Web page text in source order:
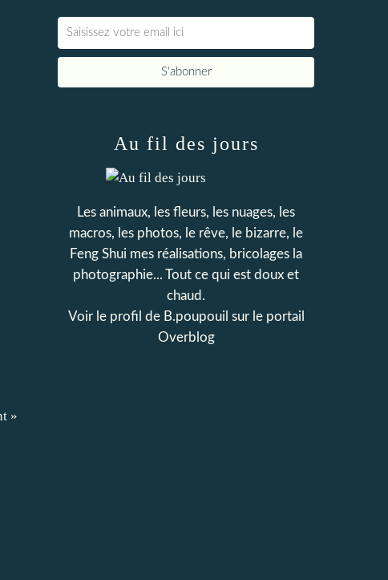
»
Au fil des jours
Les animaux, les fleurs, les nuages, les
macros, les photos, le rêve, le bizarre, le
Feng Shui mes réalisations, bricolages la
photographie... Tout ce qui est doux et
chaud.
Voir le profil de B.poupouil sur le portail
Overblog